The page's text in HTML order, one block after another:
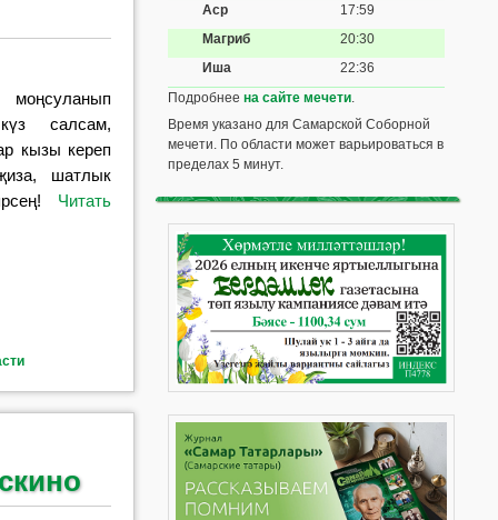
салсам,
кызы кереп
шатлык
Читать
Аср
17:59
Магриб
20:30
Иша
22:36
Подробнеена сайте мечети.
Время указано для Самарской Соборной
мечети. По области может варьироваться в
пределах 5 минут.